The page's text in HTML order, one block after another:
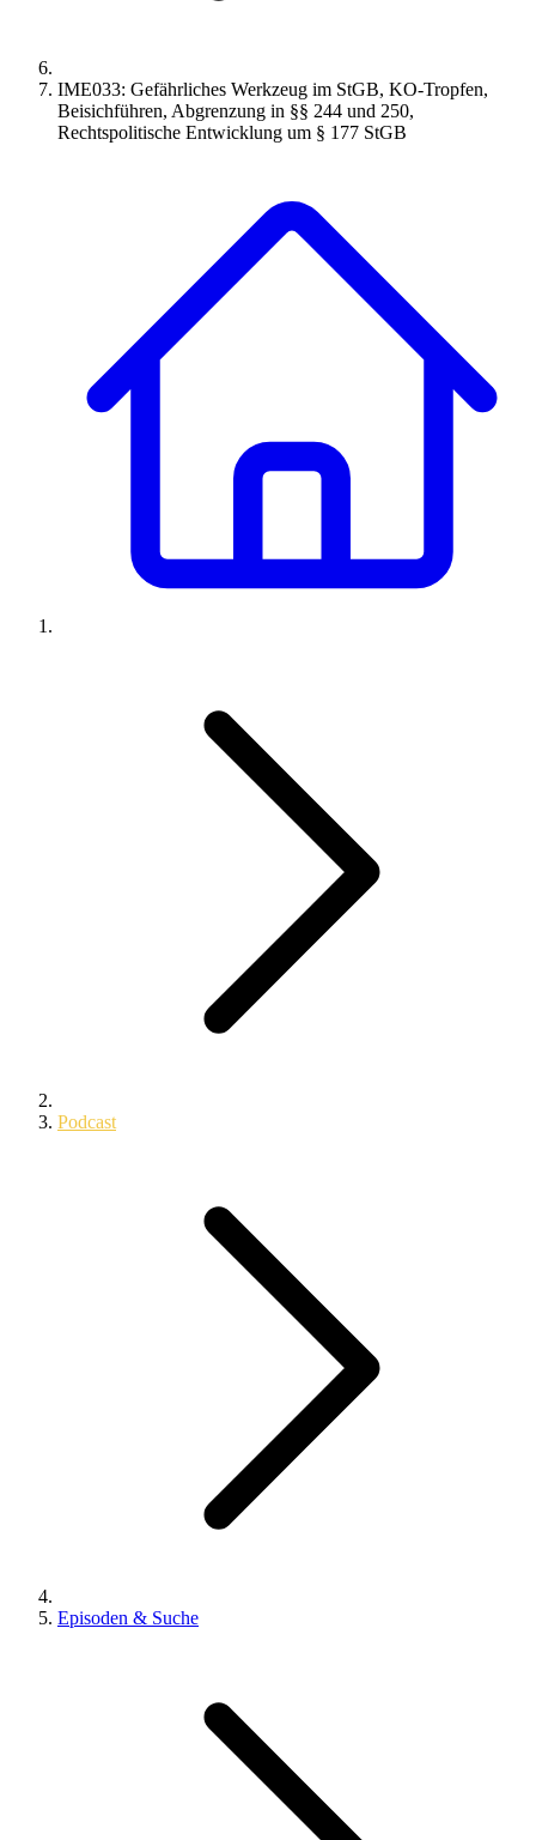
IME033: Gefährliches Werkzeug im StGB, KO-Tropfen,
Beisichführen, Abgrenzung in §§ 244 und 250,
Rechtspolitische Entwicklung um § 177 StGB
Podcast
Episoden & Suche